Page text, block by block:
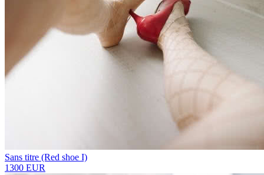
Sans titre (Red shoe I)
1300 EUR